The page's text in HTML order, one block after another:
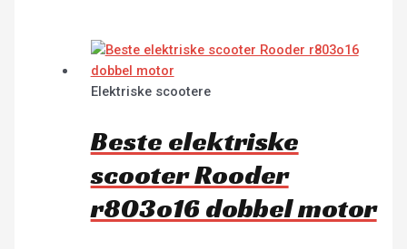
Elektriske scootere
Beste elektriske
scooter Rooder
r803o16 dobbel motor